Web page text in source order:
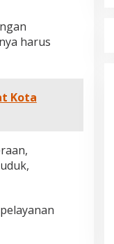
harus
Kota
dan Baju